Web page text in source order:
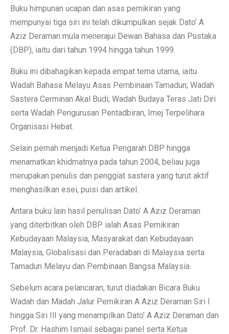
Buku himpunan ucapan dan asas pemikiran yang
mempunyai tiga siri ini telah dikumpulkan sejak Dato’ A
Aziz Deraman mula menerajui Dewan Bahasa dan Pustaka
(DBP), iaitu dari tahun 1994 hingga tahun 1999.
Buku ini dibahagikan kepada empat tema utama, iaitu
Wadah Bahasa Melayu Asas Pembinaan Tamadun; Wadah
Sastera Cerminan Akal Budi; Wadah Budaya Teras Jati Diri
serta Wadah Pengurusan Pentadbiran, Imej Terpelihara
Organisasi Hebat.
Selain pernah menjadi Ketua Pengarah DBP hingga
menamatkan khidmatnya pada tahun 2004, beliau juga
merupakan penulis dan penggiat sastera yang turut aktif
menghasilkan esei, puisi dan artikel.
Antara buku lain hasil penulisan Dato’ A Aziz Deraman
yang diterbitkan oleh DBP ialah Asas Pemikiran
Kebudayaan Malaysia, Masyarakat dan Kebudayaan
Malaysia, Globalisasi dan Peradaban di Malaysia serta
Tamadun Melayu dan Pembinaan Bangsa Malaysia.
Sebelum acara pelancaran, turut diadakan Bicara Buku
Wadah dan Madah Jalur Pemikiran A Aziz Deraman Siri I
hingga Siri IlI yang menampilkan Dato’ A Aziz Deraman dan
Prof. Dr. Hashim Ismail sebagai panel serta Ketua